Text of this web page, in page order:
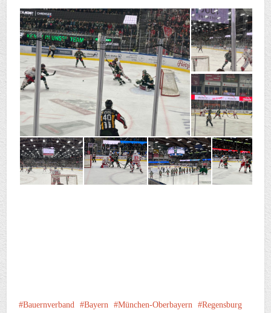
Bauernverband Bayern München-Oberbayern
Regensburg